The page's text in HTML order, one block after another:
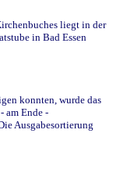
liegt in der
in Bad Essen
konnten, wurde das
am Ende -
Ausgabesortierung